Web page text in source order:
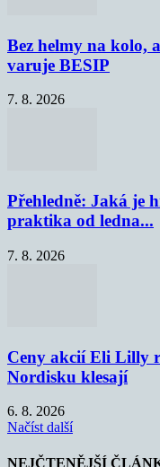
Bez helmy na kolo,
varuje BESIP
7. 8. 2026
Přehledně: Jaká je
praktika od ledna...
7. 8. 2026
Ceny akcií Eli Lilly
Nordisku klesají
6. 8. 2026
Načíst další
NEJČTENĚJŠÍ